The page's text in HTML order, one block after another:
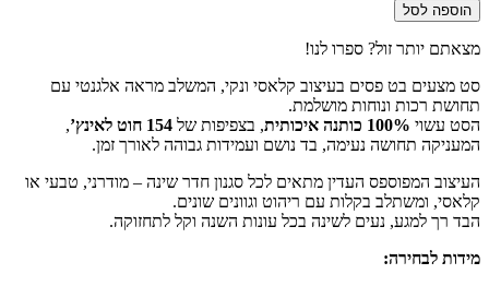
הוספה לסל
מצאתם יותר זול? ספרו לנו!
סט מצעים בט פסים בעיצוב קלאסי ונקי, המשלב מראה אלגנטי עם
תחושת רכות ונוחות מושלמת.
הסט עשוי 100% כותנה איכותית , בצפיפות של 154 חוט לאינץ’
,
המעניקה תחושה נעימה, בד נושם ועמידות גבוהה לאורך זמן.
העיצוב המפוספס העדין מתאים לכל סגנון חדר שינה – מודרני, טבעי או
קלאסי, ומשתלב בקלות עם ריהוט וגוונים שונים.
הבד רך למגע, נעים לשינה בכל עונות השנה וקל לתחזוקה.
מידות לבחירה: